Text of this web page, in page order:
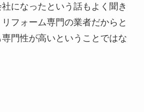
になったという話もよく聞き
フォーム専門の業者だからと
門性が高いということではな